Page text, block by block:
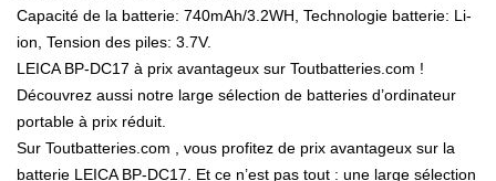
Capacité de la batterie: 740mAh/3.2WH, Technologie batterie: Li-
ion, Tension des piles: 3.7V.
LEICA BP-DC17 à prix avantageux sur Toutbatteries.com !
Découvrez aussi notre large sélection de batteries d’ordinateur
portable à prix réduit.
Sur Toutbatteries.com , vous profitez de prix avantageux sur la
batterie LEICA BP-DC17. Et ce n’est pas tout : une large sélection